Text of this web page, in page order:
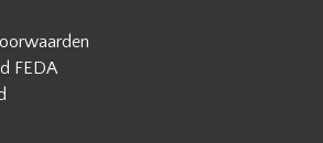
FEDA